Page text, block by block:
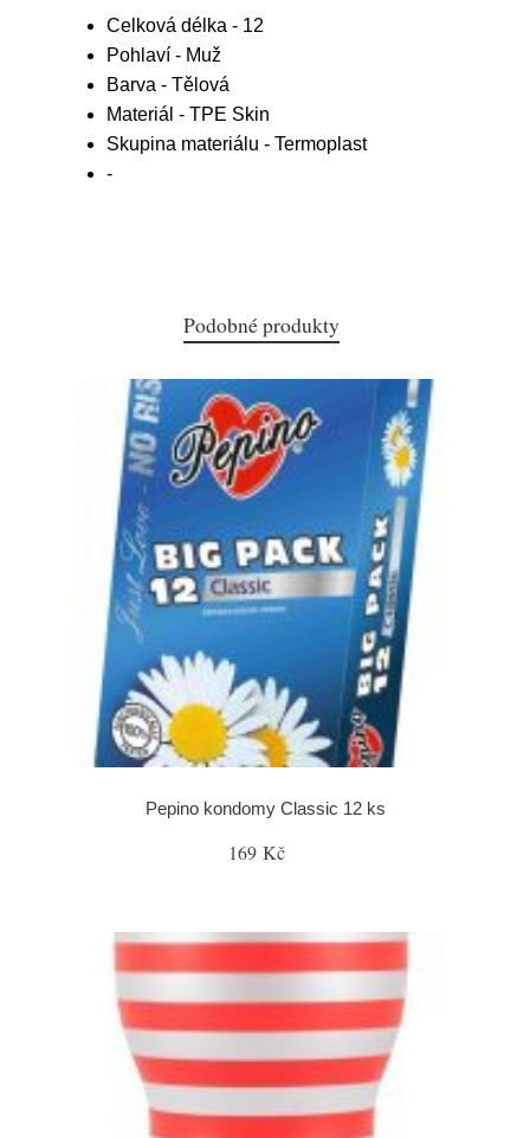
Celková délka - 12
Pohlaví - Muž
Barva - Tělová
Materiál - TPE Skin
Skupina materiálu - Termoplast
-
Podobné produkty
Pepino kondomy Classic 12 ks
169 Kč